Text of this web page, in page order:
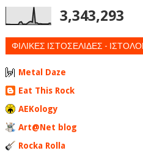
3,343,293
ΦΙΛΙΚΕΣ ΙΣΤΟΣΕΛΙΔΕΣ -
Metal Daze
Eat This Rock
AEKology
Art@Net blog
Rocka Rolla